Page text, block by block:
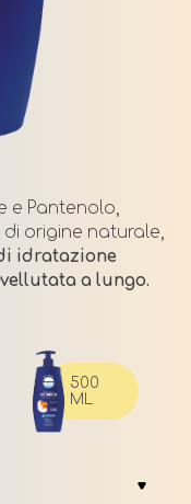
e Pantenolo,
origine naturale,
idratazione
a lungo.
500
ML